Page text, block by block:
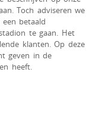
Toch adviseren we
betaald
te gaan. Het
klanten. Op deze
geven in de
heeft.